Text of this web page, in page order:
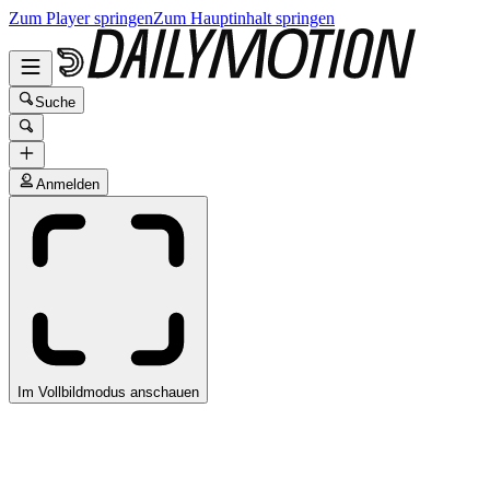
Zum Player springenZum Hauptinhalt springen
Suche
Anmelden
Im Vollbildmodus anschauen